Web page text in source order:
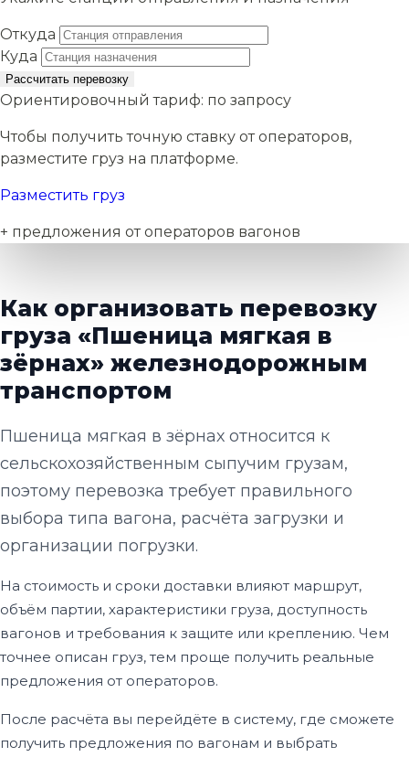
Откуда
Куда
Рассчитать перевозку
Ориентировочный тариф: по запросу
Чтобы получить точную ставку от операторов,
разместите груз на платформе.
Разместить груз
+ предложения от операторов вагонов
Как организовать перевозку
груза «Пшеница мягкая в
зёрнах» железнодорожным
транспортом
Пшеница мягкая в зёрнах относится к
сельскохозяйственным сыпучим грузам,
поэтому перевозка требует правильного
выбора типа вагона, расчёта загрузки и
организации погрузки.
На стоимость и сроки доставки влияют маршрут,
объём партии, характеристики груза, доступность
вагонов и требования к защите или креплению. Чем
точнее описан груз, тем проще получить реальные
предложения от операторов.
После расчёта вы перейдёте в систему, где сможете
получить предложения по вагонам и выбрать